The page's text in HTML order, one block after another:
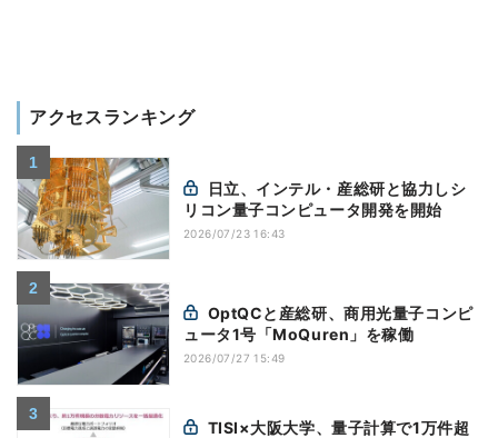
アクセスランキング
リコン量子コンピュータ開発を開始
2026/07/23 16:43
ュータ1号「MoQuren」を稼働
2026/07/27 15:49